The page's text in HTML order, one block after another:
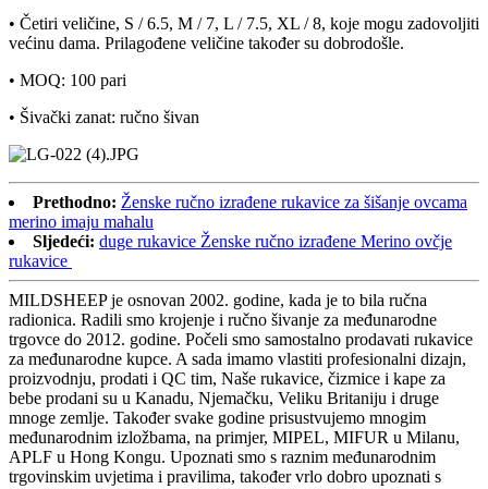
• Četiri veličine, S / 6.5, M / 7, L / 7.5, XL / 8, koje mogu zadovoljiti
većinu dama. Prilagođene veličine također su dobrodošle.
• MOQ: 100 pari
• Šivački zanat: ručno šivan
Prethodno: Ženske ručno izrađene rukavice za šišanje ovcama
merino imaju mahalu
Sljedeći: duge rukavice Ženske ručno izrađene Merino ovčje
rukavice
MILDSHEEP je osnovan 2002. godine, kada je to bila ručna
radionica. Radili smo krojenje i ručno šivanje za međunarodne
trgovce do 2012. godine. Počeli smo samostalno prodavati rukavice
za međunarodne kupce. A sada imamo vlastiti profesionalni dizajn,
proizvodnju, prodati i QC tim, Naše rukavice, čizmice i kape za
bebe prodani su u Kanadu, Njemačku, Veliku Britaniju i druge
mnoge zemlje. Također svake godine prisustvujemo mnogim
međunarodnim izložbama, na primjer, MIPEL, MIFUR u Milanu,
APLF u Hong Kongu. Upoznati smo s raznim međunarodnim
trgovinskim uvjetima i pravilima, također vrlo dobro upoznati s